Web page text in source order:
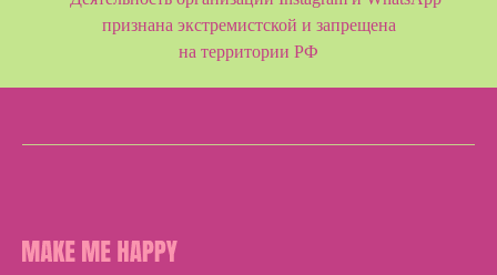
признана экстремистской и запрещена
на территории РФ